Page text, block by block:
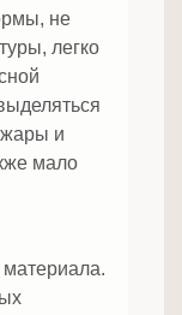
не
легко
жары и
мало